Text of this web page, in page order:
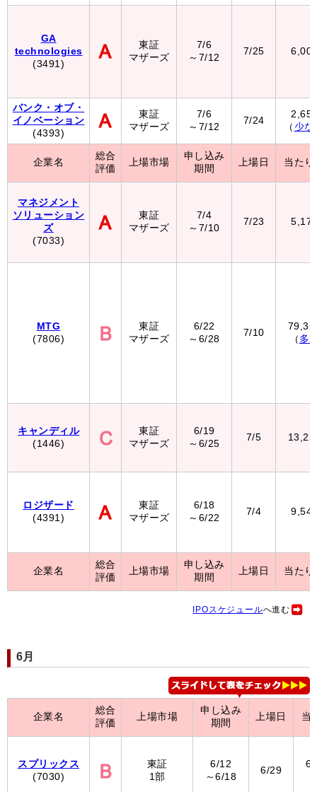
GA
technologies
(3491)
バンク・オブ・
イノベーション
(4393)
企業名
マネジメント
ソリューション
ズ
(7033)
MTG
(7806)
キャンディル
(1446)
ロジザード
(4391)
企業名
東証
マザーズ
7/6
～7/12
7/25
東証
マザーズ
7/6
～7/12
7/24
（ 少な
総合
評価
上場市場
申し込み
期間
上場日 当たり
東証
マザーズ
7/4
～7/10
7/23
東証
マザーズ
6/22
～6/28
7/10
（ 多
東証
マザーズ
6/19
～6/25
7/5
東証
マザーズ
6/18
～6/22
7/4
総合
評価
上場市場
申し込み
期間
上場日 当たり
IPOスケジュールへ進む
6月
企業名
スプリックス
(7030)
総合
評価
上場市場
申し込み
期間
上場日 当
東証
1部
6/12
～6/18
6/29